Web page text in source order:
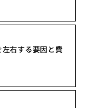
右する要因と費